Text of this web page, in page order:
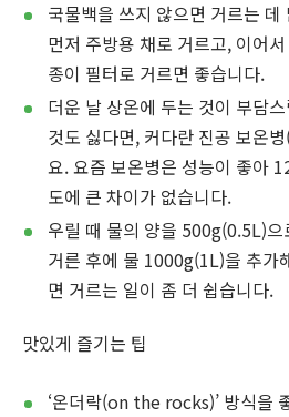
국물백을 쓰지 않으면 거르는
먼저 주방용 채로 거르고, 이어
종이 필터로 거르면 좋습니다.
더운 날 상온에 두는 것이 부담
것도 싫다면, 커다란 진공 보온
요. 요즘 보온병은 성능이 좋아
도에 큰 차이가 없습니다.
우릴 때 물의 양을 500g(0.5L)
거른 후에 물 1000g(1L)을 추가
면 거르는 일이 좀 더 쉽습니다.
맛있게 즐기는 팁
‘온더락(on the rocks)’ 방식을